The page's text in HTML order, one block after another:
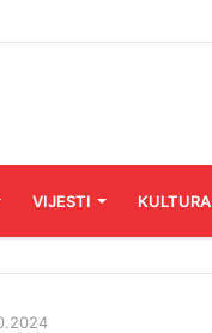
VIJESTI KULTURA